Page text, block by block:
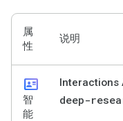
属
性
说明
id_card
智
能
Interactions
deep-